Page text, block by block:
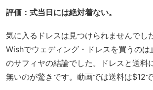
評価：式当日には絶対着ない。
気に入るドレスは見つけられませんでし
Wishでウェディング・ドレスを買うのは
のサフィヤの結論でした。ドレスと送料
無いのが驚きです。動画では送料は$12で